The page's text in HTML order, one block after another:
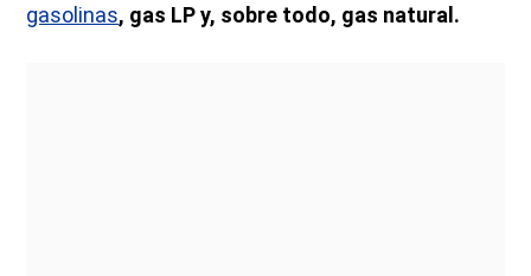
gasolinas, gas LP y, sobre todo, gas natural.